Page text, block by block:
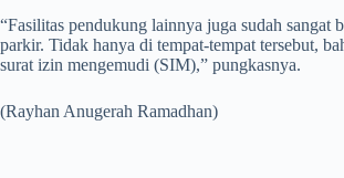
“Fasilitas pendukung lainnya juga sudah sangat
parkir. Tidak hanya di tempat-tempat tersebut,
surat izin mengemudi (SIM),” pungkasnya.
(Rayhan Anugerah Ramadhan)